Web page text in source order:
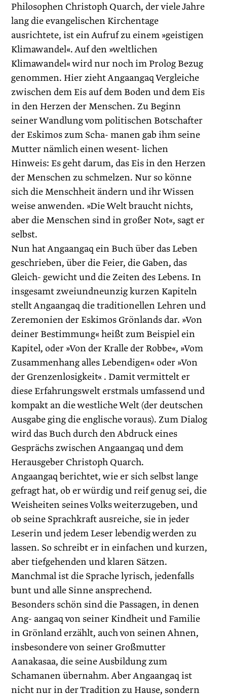
Philosophen Christoph Quarch, der viele Jahre
lang die evangelischen Kirchentage
ausrichtete, ist ein Aufruf zu einem »geistigen
Klimawandel«. Auf den »weltlichen
Klimawandel« wird nur noch im Prolog Bezug
genommen. Hier zieht Angaangaq Vergleiche
zwischen dem Eis auf dem Boden und dem Eis
in den Herzen der Menschen. Zu Beginn
seiner Wandlung vom politischen Botschafter
der Eskimos zum Scha- manen gab ihm seine
Mutter nämlich einen wesent- lichen
Hinweis: Es geht darum, das Eis in den Herzen
der Menschen zu schmelzen. Nur so könne
sich die Menschheit ändern und ihr Wissen
weise anwenden. »Die Welt braucht nichts,
aber die Menschen sind in großer Not«, sagt er
selbst.
Nun hat Angaangaq ein Buch über das Leben
geschrieben, über die Feier, die Gaben, das
Gleich- gewicht und die Zeiten des Lebens. In
insgesamt zweiundneunzig kurzen Kapiteln
stellt Angaangaq die traditionellen Lehren und
Zeremonien der Eskimos Grönlands dar. »Von
deiner Bestimmung« heißt zum Beispiel ein
Kapitel, oder »Von der Kralle der Robbe«, »Vom
Zusammenhang alles Lebendigen« oder »Von
der Grenzenlosigkeit« . Damit vermittelt er
diese Erfahrungswelt erstmals umfassend und
kompakt an die westliche Welt (der deutschen
Ausgabe ging die englische voraus). Zum Dialog
wird das Buch durch den Abdruck eines
Gesprächs zwischen Angaangaq und dem
Herausgeber Christoph Quarch.
Angaangaq berichtet, wie er sich selbst lange
gefragt hat, ob er würdig und reif genug sei, die
Weisheiten seines Volks weiterzugeben, und
ob seine Sprachkraft ausreiche, sie in jeder
Leserin und jedem Leser lebendig werden zu
lassen. So schreibt er in einfachen und kurzen,
aber tiefgehenden und klaren Sätzen.
Manchmal ist die Sprache lyrisch, jedenfalls
bunt und alle Sinne ansprechend.
Besonders schön sind die Passagen, in denen
Ang- aangaq von seiner Kindheit und Familie
in Grönland erzählt, auch von seinen Ahnen,
insbesondere von seiner Großmutter
Aanakasaa, die seine Ausbildung zum
Schamanen übernahm. Aber Angaangaq ist
nicht nur in der Tradition zu Hause, sondern